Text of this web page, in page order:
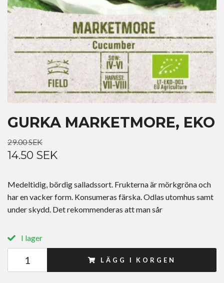
GURKA MARKETMORE, EKO
29.00 SEK
14.50 SEK
Medeltidig, bördig salladssort. Frukterna är mörkgröna och
har en vacker form. Konsumeras färska. Odlas utomhus samt
under skydd. Det rekommenderas att man sår
I lager
LÄGG I KORGEN